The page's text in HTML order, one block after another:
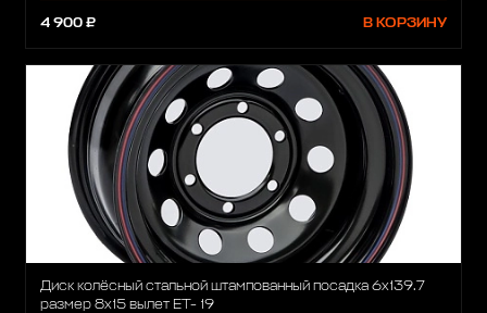
4 900 ₽ В КОРЗИНУ
Диск колёсный стальной штампованный посадка 6x139.7
размер 8х15 вылет ET- 19